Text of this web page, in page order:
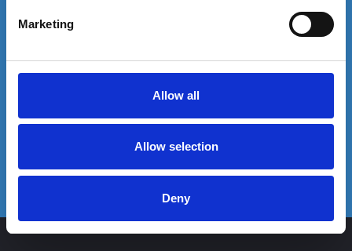
Marketing
Allow all
Allow selection
Deny